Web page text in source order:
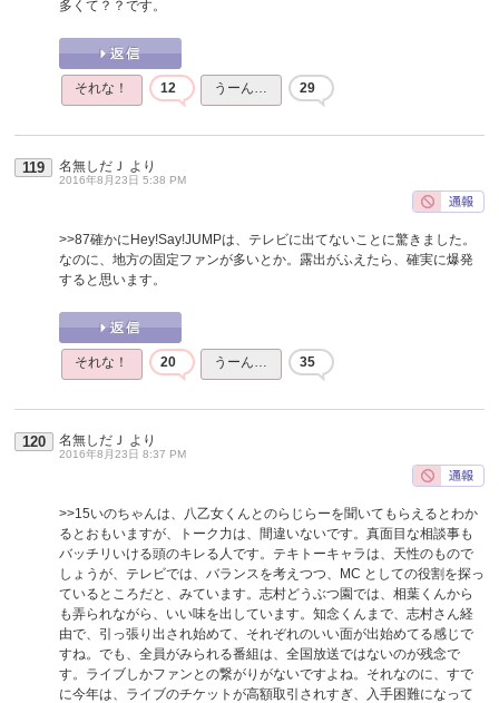
多くて？？です。
それな！ 12 うーん… 29
119 名無しだＪ より
2016年8月23日 5:38 PM
>>87確かにHey!Say!JUMPは、テレビに出てないことに驚きました。
なのに、地方の固定ファンが多いとか。露出がふえたら、確実に爆発
すると思います。
それな！ 20 うーん… 35
120 名無しだＪ より
2016年8月23日 8:37 PM
>>15いのちゃんは、八乙女くんとのらじらーを聞いてもらえるとわか
るとおもいますが、トーク力は、間違いないです。真面目な相談事も
バッチリいける頭のキレる人です。テキトーキャラは、天性のもので
しょうが、テレビでは、バランスを考えつつ、MC としての役割を探っ
ているところだと、みています。志村どうぶつ園では、相葉くんから
も弄られながら、いい味を出しています。知念くんまで、志村さん経
由で、引っ張り出され始めて、それぞれのいい面が出始めてる感じで
すね。でも、全員がみられる番組は、全国放送ではないのが残念で
す。ライブしかファンとの繋がりがないですよね。それなのに、すで
に今年は、ライブのチケットが高額取引されすぎ、入手困難になって